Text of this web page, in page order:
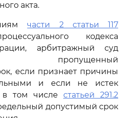
акта.
части 2 статьи 117
кодекса
арбитражный суд
пропущенный
если признает причины
и если не истек
в том числе статьей 291.2
допустимый срок